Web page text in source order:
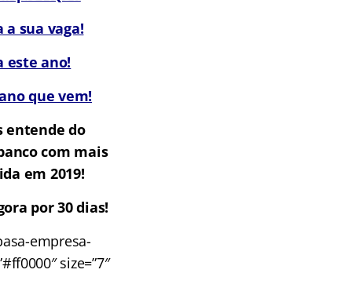
a sua vaga!
este ano!
que vem!
entende do
com mais
em 2019!
por 30 dias!
empresa-
size=”7″